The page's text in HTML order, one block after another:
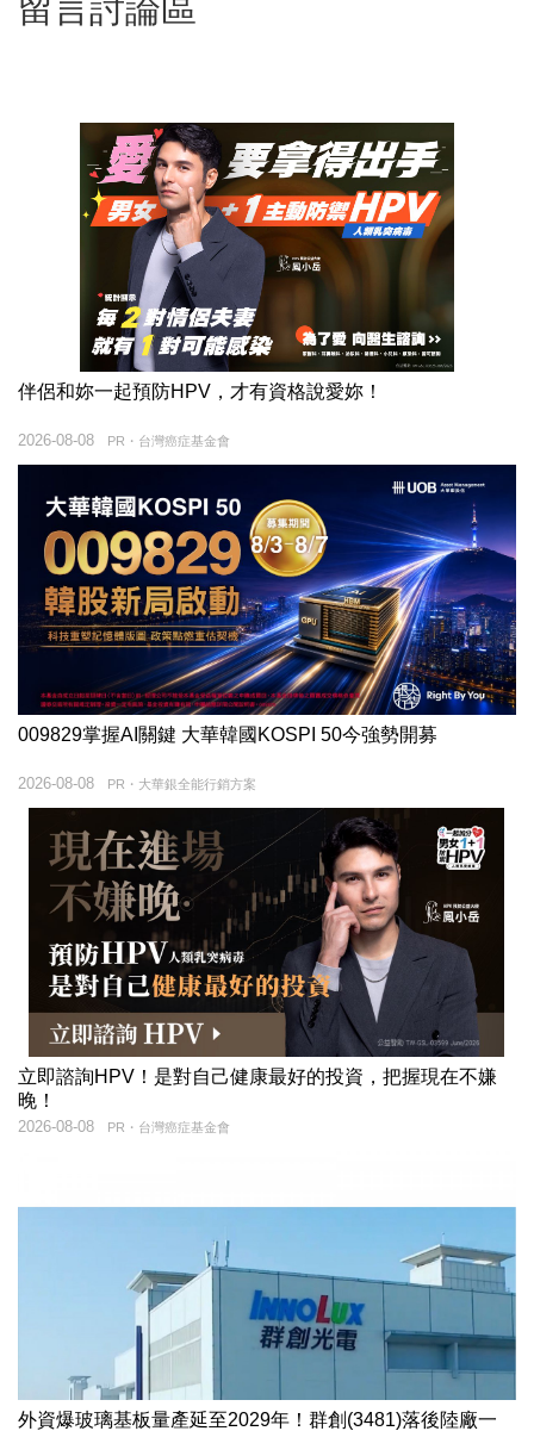
留言討論區
伴侶和妳一起預防HPV，才有資格說愛妳！
PR・台灣癌症基金會
2026-08-08
009829掌握AI關鍵 大華韓國KOSPI 50今強勢開募
PR・大華銀全能行銷方案
2026-08-08
立即諮詢HPV！是對自己健康最好的投資，把握現在不嫌
晚！
PR・台灣癌症基金會
2026-08-08
外資爆玻璃基板量產延至2029年！群創(3481)落後陸廠一